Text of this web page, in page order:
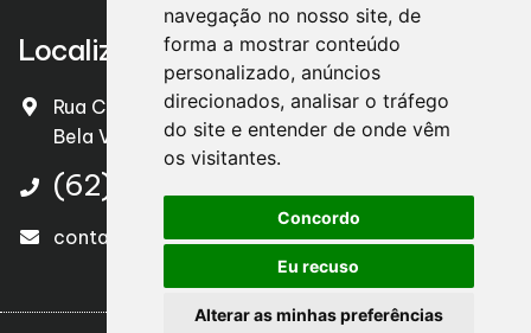
navegação no nosso site, de
forma a mostrar conteúdo
personalizado, anúncios
direcionados, analisar o tráfego
do site e entender de onde vêm
os visitantes.
Concordo
Eu recuso
Alterar as minhas preferências
Localização
Rua Cel. João Camilo , nº 651 – Centro
Bela Vista de Goiáis/GO – CEP. 75240-000
(62) 3551 1625
contato@legalizacontabil.com.br